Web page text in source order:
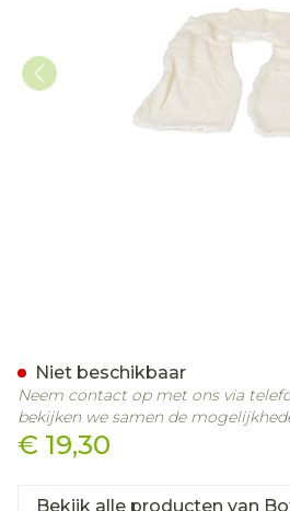
€ 19,30
Niet beschikbaar
Neem contact op met ons via
bekijken we samen de
Bekijk alle producten van